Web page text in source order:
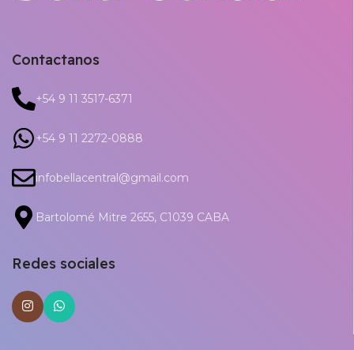
Contactanos
+54 9 11 3517-6371
+54 9 11 2272-0888
infobellacentral@gmail.com
Bartolomé Mitre 2655, C1039 CABA
Redes sociales